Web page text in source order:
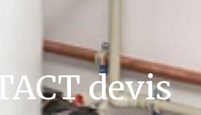
devis